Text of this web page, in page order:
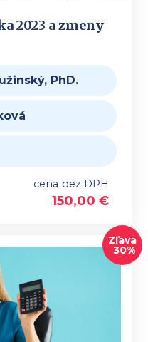
2023 a zmeny
PhD.
cena bez DPH
150,00 €
Zľava
30%